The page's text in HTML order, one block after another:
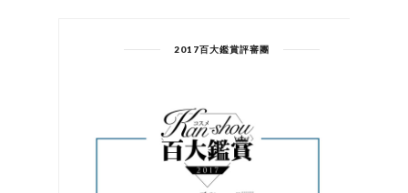
2017百大鑑賞評審團